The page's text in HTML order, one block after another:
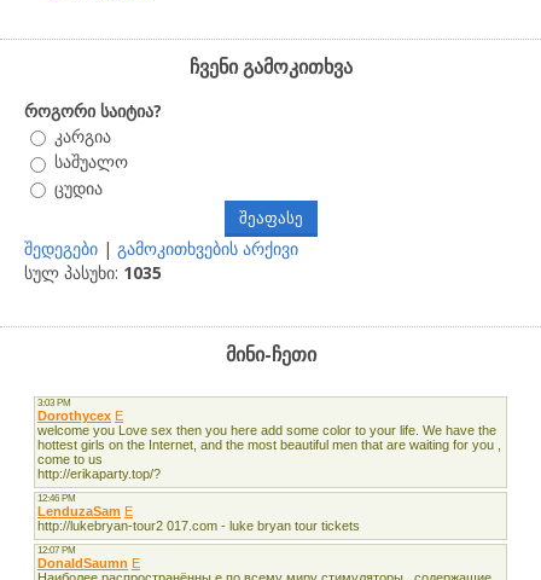
ჩვენი გამოკითხვა
როგორი საიტია?
კარგია
საშუალო
ცუდია
შედეგები | გამოკითხვების არქივი
სულ პასუხი: 1035
მინი-ჩეთი